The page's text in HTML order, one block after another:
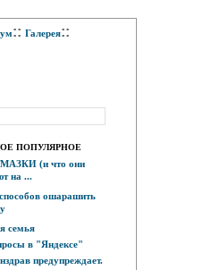
:: Галерея::
ПОПУЛЯРНОЕ
(и что они
на ...
ошарашить
семья
в "Яндексе"
предупреждает.